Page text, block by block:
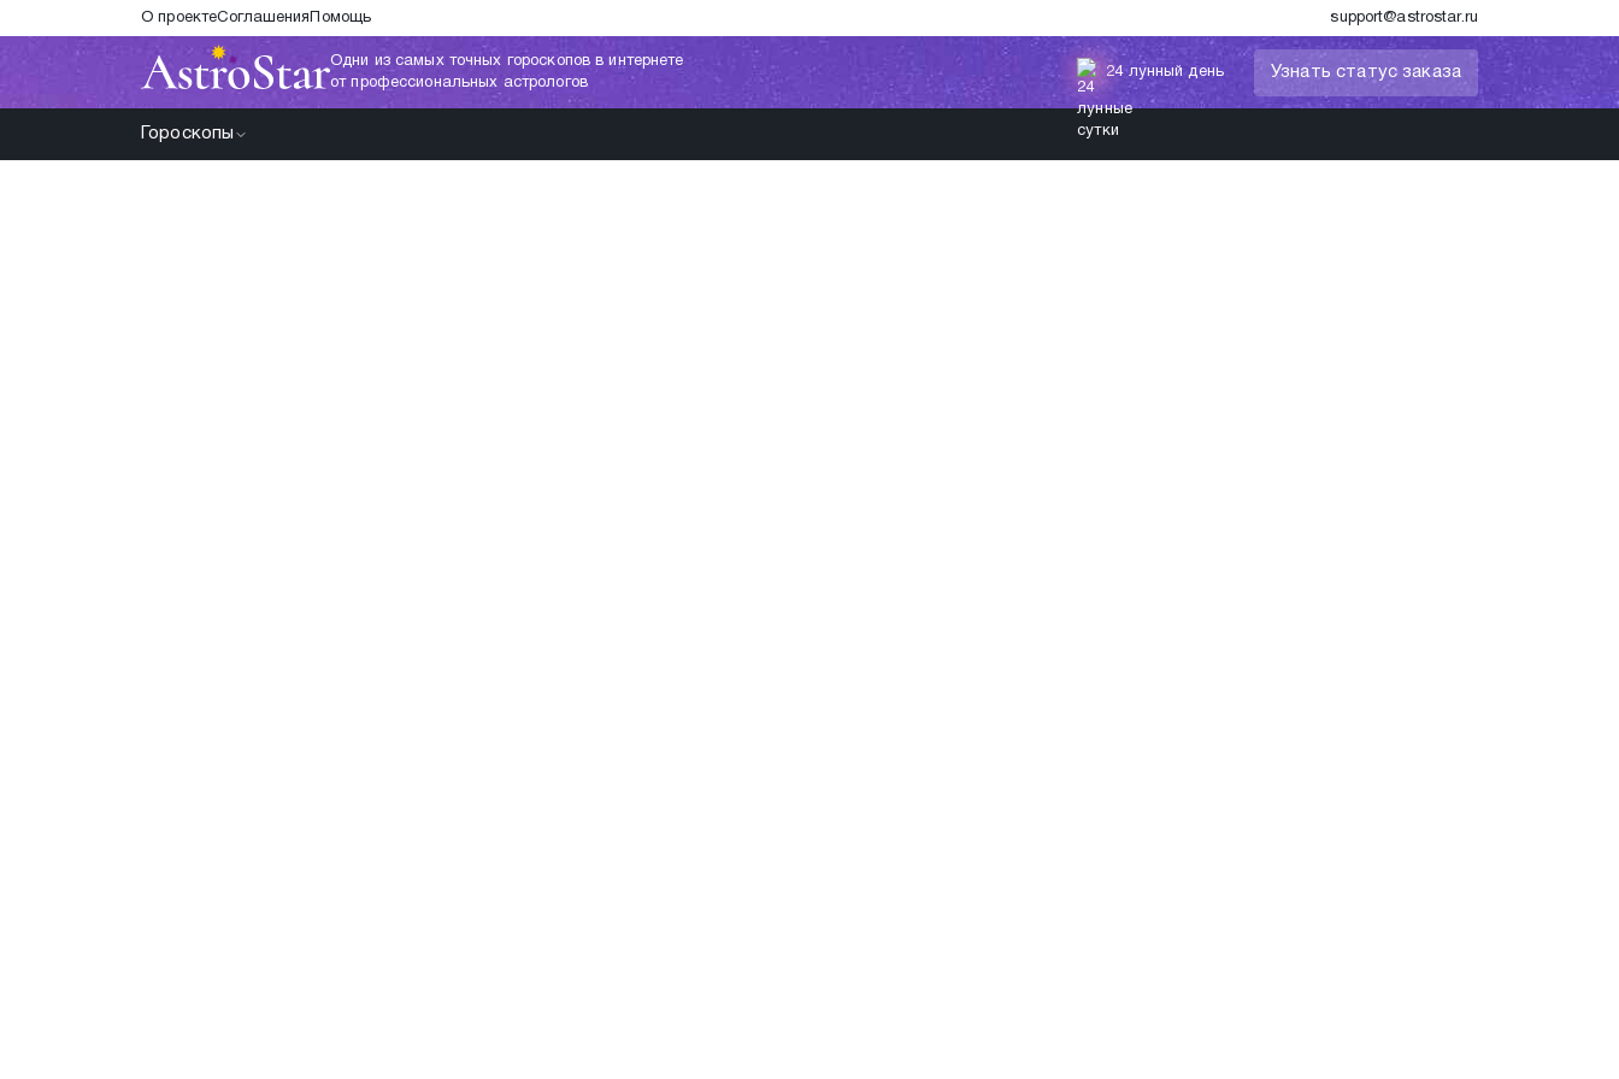
О проектеСоглашения Помощь support@astrostar.ru
Одни из самых точных гороскопов в интернете
от профессиональных астрологов
24 лунный день Узнать статус заказа
Гороскопы